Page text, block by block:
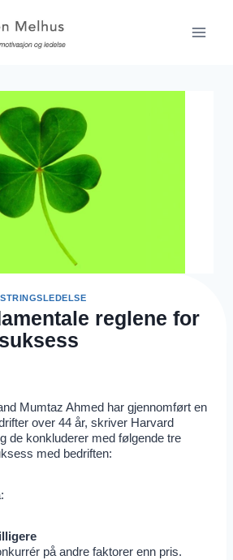
reglene for
Mumtaz Ahmed har gjennomført en
over 44 år, skriver Harvard
de konkluderer med følgende tre
med bedriften:
på andre faktorer enn pris.